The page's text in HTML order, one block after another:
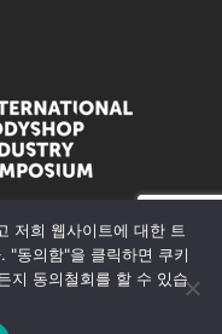
개인정보 정책
저희 웹사이트에 대한 트
"동의함"을 클릭하면 쿠키
지 동의철회를 할 수 있습